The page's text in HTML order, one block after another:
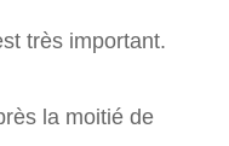
très important.
la moitié de